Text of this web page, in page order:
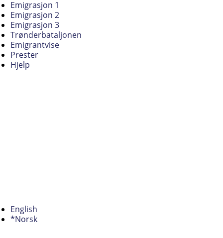
Emigrasjon 1
Emigrasjon 2
Emigrasjon 3
Trønderbataljonen
Emigrantvise
Prester
Hjelp
English
*Norsk